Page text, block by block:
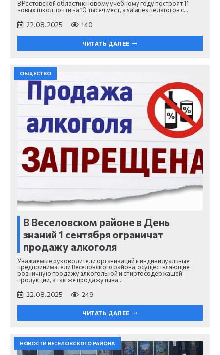
В Ростовской области к новому учебному году построят 11
новых школ почти на 10 тысяч мест, а salaries педагогов с…
22.08.2025 140
ЧИТАТЬ ДАЛЕЕ
ОБЩЕСТВО
В Веселовском районе в День
знаний 1 сентября ограничат
продажу алкоголя
Уважаемые руководители организаций и индивидуальные
предприниматели Веселовского района, осуществляющие
розничную продажу алкогольной и спиртосодержащей
продукции, а так же продажу пива…
22.08.2025 249
ЧИТАТЬ ДАЛЕЕ
НОВОСТИ ВЕСЕЛОВСКОГО РАЙОНА